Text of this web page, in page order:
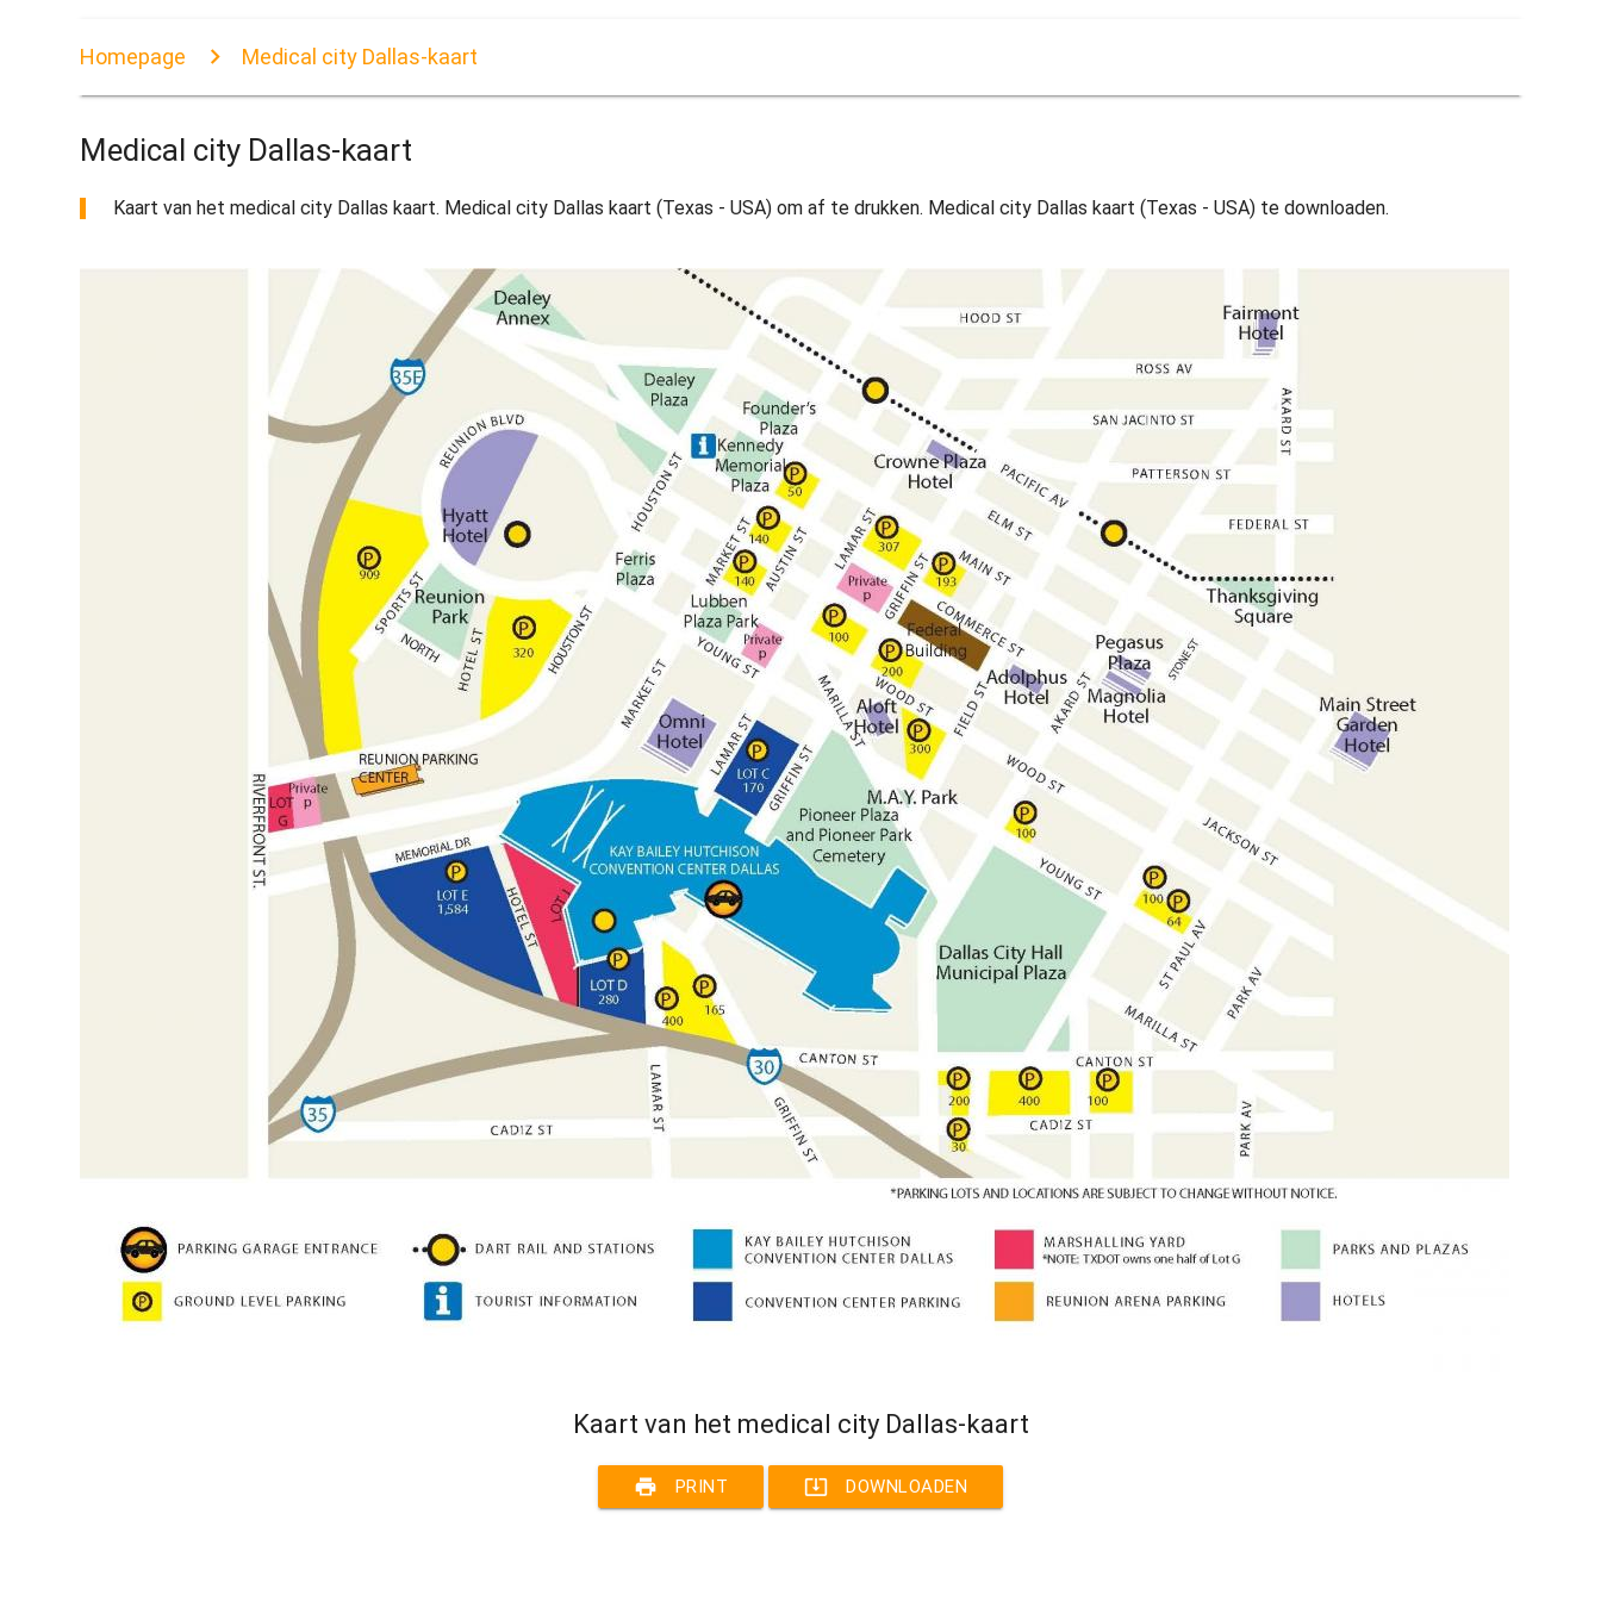
Homepage Medical city Dallas-kaart
Medical city Dallas-kaart
Kaart van het medical city Dallas kaart. Medical city Dallas kaart (Texas - USA) om af te drukken. Medical city Dallas kaart (Texas - USA) te downloaden.
Kaart van het medical city Dallas-kaart
print PRINT system_update_alt DOWNLOADEN